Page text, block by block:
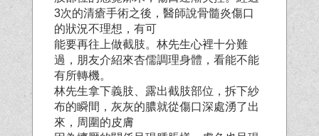
3次的清瘡手術之後，醫師說骨髓炎傷口
的狀況不理想，有可
能要再往上做截肢。林先生心裡十分難
過，朋友介紹來杏儒調理身體，看能不能
有所轉機。
林先生拿下義肢、露出截肢部位，拆下紗
布的瞬間，灰灰的膿就從傷口深處湧了出
來，周圍的皮膚